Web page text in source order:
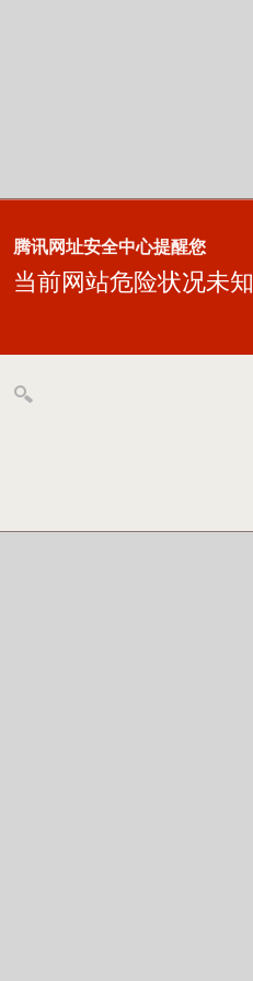
腾讯网址安全中心提醒您
当前网站危险状况未知